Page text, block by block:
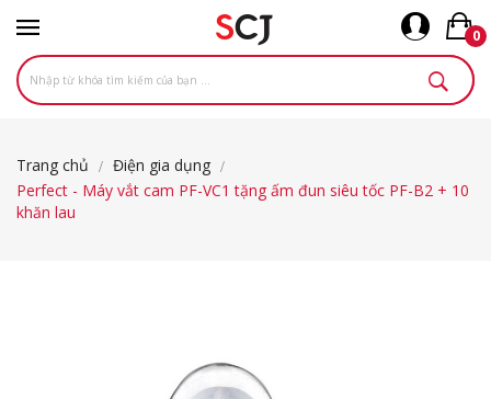
0
Trang chủ
Điện gia dụng
Perfect - Máy vắt cam PF-VC1 tặng ấm đun siêu tốc PF-B2 + 10
khăn lau